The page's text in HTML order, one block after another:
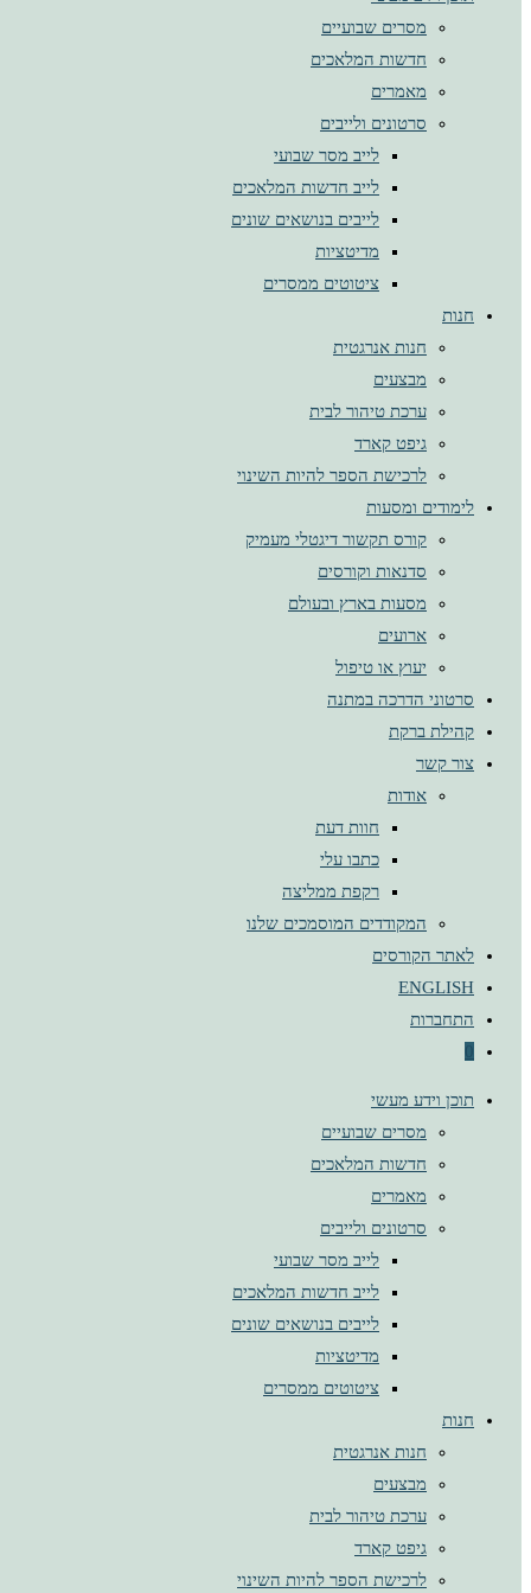
מסרים שבועיים
חדשות המלאכים
מאמרים
סרטונים ולייבים
לייב מסר שבועי
לייב חדשות המלאכים
לייבים בנושאים שונים
מדיטציות
ציטוטים ממסרים
חנות
חנות אנרגטית
מבצעים
ערכת טיהור לבית
גיפט קארד
לרכישת הספר להיות השינוי
לימודים ומסעות
קורס תקשור דיגטלי מעמיק
סדנאות וקורסים
מסעות בארץ ובעולם
ארועים
יעוץ או טיפול
סרטוני הדרכה במתנה
קהילת ברקת
צור קשר
אודות
חוות דעת
כתבו עלי
רקפת ממליצה
המקודדים המוסמכים שלנו
לאתר הקורסים
ENGLISH
התחברות
תוכן וידע מעשי
מסרים שבועיים
חדשות המלאכים
מאמרים
סרטונים ולייבים
לייב מסר שבועי
לייב חדשות המלאכים
לייבים בנושאים שונים
מדיטציות
ציטוטים ממסרים
חנות
חנות אנרגטית
מבצעים
ערכת טיהור לבית
גיפט קארד
לרכישת הספר להיות השינוי